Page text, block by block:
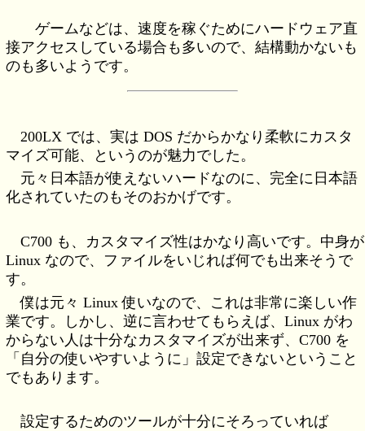
ゲームなどは、速度を稼ぐためにハードウェア直
接アクセスしている場合も多いので、結構動かないも
のも多いようです。
200LX では、実は DOS だからかなり柔軟にカスタ
マイズ可能、というのが魅力でした。
元々日本語が使えないハードなのに、完全に日本語
化されていたのもそのおかげです。
C700 も、カスタマイズ性はかなり高いです。中身が
Linux なので、ファイルをいじれば何でも出来そうで
す。
僕は元々 Linux 使いなので、これは非常に楽しい作
業です。しかし、逆に言わせてもらえば、Linux がわ
からない人は十分なカスタマイズが出来ず、C700 を
「自分の使いやすいように」設定できないということ
でもあります。
設定するためのツールが十分にそろっていれば